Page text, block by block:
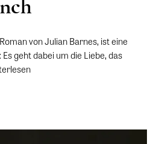
von Julian Barnes, ist eine
geht dabei um die Liebe, das